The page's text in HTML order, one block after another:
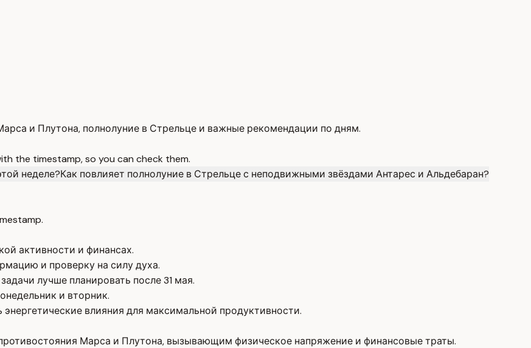
и Плутона, полнолуние в Стрельце и важные рекомендации по дням.
the timestamp, so you can check them.
неделе?Как повлияет полнолуние в Стрельце с неподвижными звёздами Антарес и Альдебаран?
активности и финансах.
и проверку на силу духа.
лучше планировать после 31 мая.
и вторник.
влияния для максимальной продуктивности.
Марса и Плутона, вызывающим физическое напряжение и финансовые траты.